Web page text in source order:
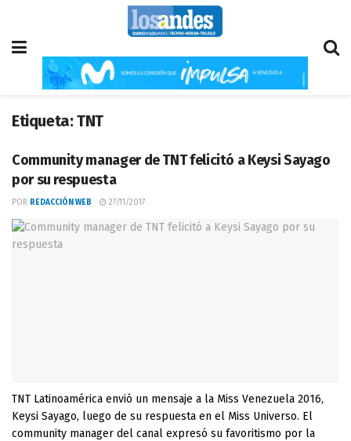
Etiqueta:TNT
Community manager de TNT felicitó a Keysi Sayago
por su respuesta
POR REDACCIÓN WEB 27/11/2017
TNT Latinoamérica envió un mensaje a la Miss Venezuela 2016,
Keysi Sayago, luego de su respuesta en el Miss Universo. El
community manager del canal expresó su favoritismo por la